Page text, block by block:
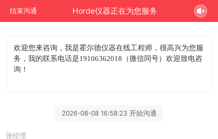
结束沟通 Horde仪器正在为您服务
欢迎您来咨询 ，我是霍尔德仪器在线工程师，很高兴为您服
务，我的联系电话是19106362018（微信同号）欢迎致电咨
询！
2026-08-08 16:58:23 开始沟通
张经理